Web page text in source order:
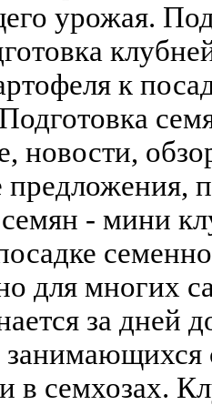
урожая.
к
новости,
предложения,
- мини
для многих
за дней
в семхозах.